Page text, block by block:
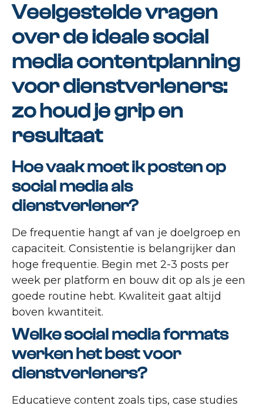
Veelgestelde vragen
over de ideale social
media contentplanning
voor dienstverleners:
zo houd je grip en
resultaat
Hoe vaak moet ik posten op
social media als
dienstverlener?
De frequentie hangt af van je doelgroep en
capaciteit. Consistentie is belangrijker dan
hoge frequentie. Begin met 2-3 posts per
week per platform en bouw dit op als je een
goede routine hebt. Kwaliteit gaat altijd
boven kwantiteit.
Welke social media formats
werken het best voor
dienstverleners?
Educatieve content zoals tips, case studies